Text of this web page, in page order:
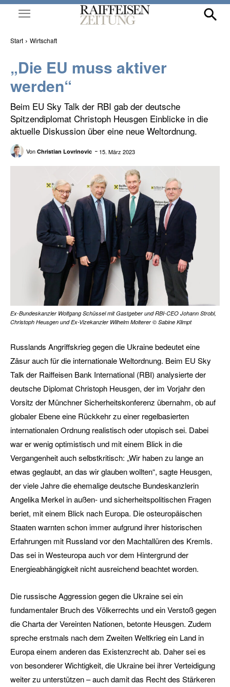
Start Wirtschaft
„Die EU muss aktiver
werden“
Beim EU Sky Talk der RBI gab der deutsche
Spitzendiplomat Christoph Heusgen Einblicke in die
aktuelle Diskussion über eine neue Weltordnung.
Von Christian Lovrinovic 15. März 2023
Ex-Bundeskanzler Wolfgang Schüssel mit Gastgeber und RBI-CEO Johann Strobl,
Christoph Heusgen und Ex-Vizekanzler Wilhelm Molterer © Sabine Klimpt
Russlands Angriffskrieg gegen die Ukraine bedeutet eine
Zäsur auch für die internationale Weltordnung. Beim EU Sky
Talk der Raiffeisen Bank International (RBI) analysierte der
deutsche Diplomat Christoph Heusgen, der im Vorjahr den
Vorsitz der Münchner Sicherheitskonferenz übernahm, ob auf
globaler Ebene eine Rückkehr zu einer regelbasierten
internationalen Ordnung realistisch oder utopisch sei. Dabei
war er wenig optimistisch und mit einem Blick in die
Vergangenheit auch selbstkritisch: „Wir haben zu lange an
etwas geglaubt, an das wir glauben wollten“, sagte Heusgen,
der viele Jahre die ehemalige deutsche Bundeskanzlerin
Angelika Merkel in außen- und sicherheitspolitischen Fragen
beriet, mit einem Blick nach Europa. Die osteuropäischen
Staaten warnten schon immer aufgrund ihrer historischen
Erfahrungen mit Russland vor den Machtallüren des Kremls.
Das sei in Westeuropa auch vor dem Hintergrund der
Energieabhängigkeit nicht ausreichend beachtet worden.
Die russische Aggression gegen die Ukraine sei ein
fundamentaler Bruch des Völkerrechts und ein Verstoß gegen
die Charta der Vereinten Nationen, betonte Heusgen. Zudem
spreche erstmals nach dem Zweiten Weltkrieg ein Land in
Europa einem anderen das Existenzrecht ab. Daher sei es
von besonderer Wichtigkeit, die Ukraine bei ihrer Verteidigung
weiter zu unterstützen – auch damit das Recht des Stärkeren